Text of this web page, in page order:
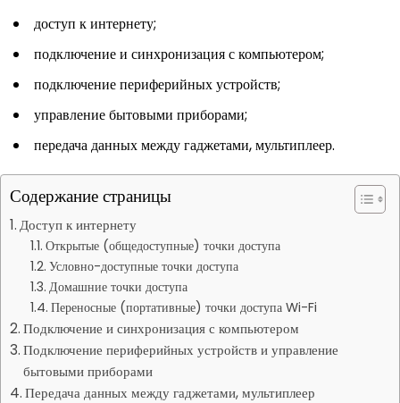
доступ к интернету;
подключение и синхронизация с компьютером;
подключение периферийных устройств;
управление бытовыми приборами;
передача данных между гаджетами, мультиплеер.
Содержание страницы
Доступ к интернету
Открытые (общедоступные) точки доступа
Условно-доступные точки доступа
Домашние точки доступа
Переносные (портативные) точки доступа Wi-Fi
Подключение и синхронизация с компьютером
Подключение периферийных устройств и управление
бытовыми приборами
Передача данных между гаджетами, мультиплеер